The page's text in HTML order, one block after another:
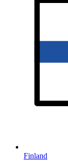
Finland